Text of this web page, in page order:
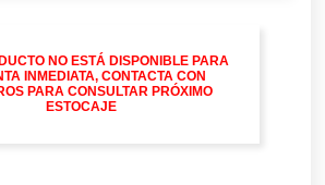
NO ESTÁ DISPONIBLE PARA
INMEDIATA, CONTACTA CON
PARA CONSULTAR PRÓXIMO
ESTOCAJE